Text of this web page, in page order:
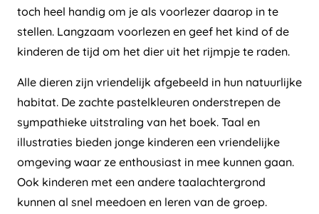
toch heel handig om je als voorlezer daarop in te
stellen. Langzaam voorlezen en geef het kind of de
kinderen de tijd om het dier uit het rijmpje te raden.
Alle dieren zijn vriendelijk afgebeeld in hun natuurlijke
habitat. De zachte pastelkleuren onderstrepen de
sympathieke uitstraling van het boek. Taal en
illustraties bieden jonge kinderen een vriendelijke
omgeving waar ze enthousiast in mee kunnen gaan.
Ook kinderen met een andere taalachtergrond
kunnen al snel meedoen en leren van de groep.